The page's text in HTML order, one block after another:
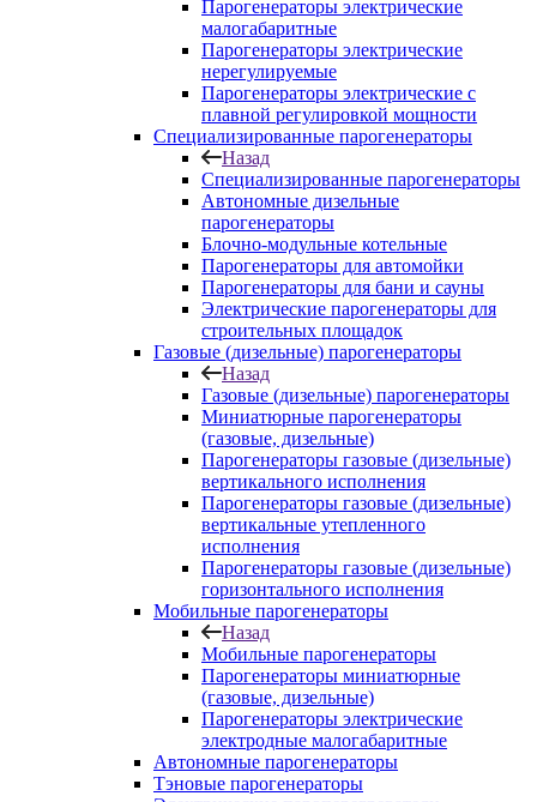
Парогенераторы электрические
малогабаритные
Парогенераторы электрические
нерегулируемые
Парогенераторы электрические с
плавной регулировкой мощности
Специализированные парогенераторы
Назад
Специализированные парогенераторы
Автономные дизельные
парогенераторы
Блочно-модульные котельные
Парогенераторы для автомойки
Парогенераторы для бани и сауны
Электрические парогенераторы для
строительных площадок
Газовые (дизельные) парогенераторы
Назад
Газовые (дизельные) парогенераторы
Миниатюрные парогенераторы
(газовые, дизельные)
Парогенераторы газовые (дизельные)
вертикального исполнения
Парогенераторы газовые (дизельные)
вертикальные утепленного
исполнения
Парогенераторы газовые (дизельные)
горизонтального исполнения
Мобильные парогенераторы
Назад
Мобильные парогенераторы
Парогенераторы миниатюрные
(газовые, дизельные)
Парогенераторы электрические
электродные малогабаритные
Автономные парогенераторы
Тэновые парогенераторы